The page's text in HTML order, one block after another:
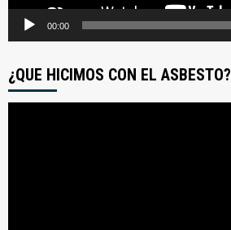
00:00
¿QUE HICIMOS CON EL ASBESTO?